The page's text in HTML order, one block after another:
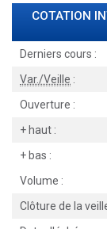
COTATION
Derniers cours :
Var./Veille :
Ouverture :
+ haut :
+ bas :
Volume :
Clôture de la